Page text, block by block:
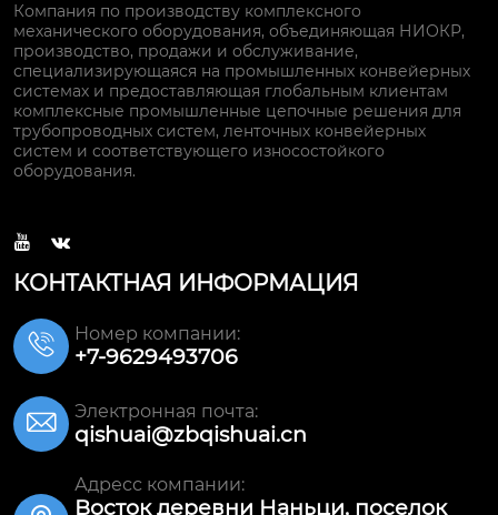
Компания по производству комплексного
механического оборудования, объединяющая НИОКР,
производство, продажи и обслуживание,
специализирующаяся на промышленных конвейерных
системах и предоставляющая глобальным клиентам
комплексные промышленные цепочные решения для
трубопроводных систем, ленточных конвейерных
систем и соответствующего износостойкого
оборудования.
 
КОНТАКТНАЯ ИНФОРМАЦИЯ
 Номер компании:
+7-9629493706
 Электронная почта:
qishuai@zbqishuai.cn
Адресс компании:
Восток деревни Наньци, поселок